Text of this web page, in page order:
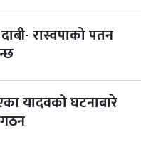
रास्वपाको पतन
यादवको घटनाबारे